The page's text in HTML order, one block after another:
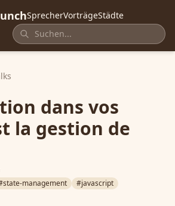
SprecherVorträgeStädte
dans vos
la gestion de
management
#javascript